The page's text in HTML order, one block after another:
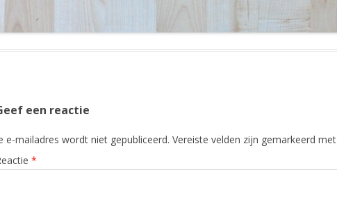
een reactie
e-mailadres wordt niet gepubliceerd. Vereiste velden zijn gemarkeerd met
*